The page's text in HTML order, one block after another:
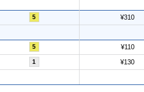
5 ¥310
5 ¥110
1 ¥130